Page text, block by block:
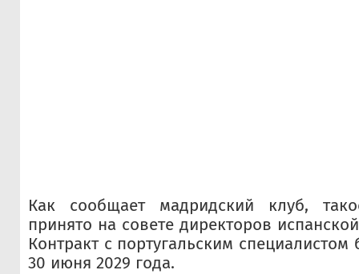
Как сообщает мадридский клуб,
принято на совете директоров
Контракт с португальским специалистом
30 июня 2029 года.